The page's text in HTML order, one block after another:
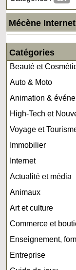
Mécène
Catégories
Beauté et
Auto & Moto
Animation &
High-Tech et
Voyage et
Immobilier
Internet
Actualité et média
Animaux
Art et culture
Commerce et
Enseignement,
Entreprise